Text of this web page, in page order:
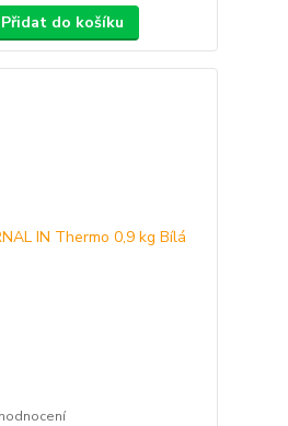
Přidat do košíku